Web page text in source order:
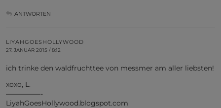
ANTWORTEN
LIYAHGOESHOLLYWOOD
27. JANUAR 2015 / 8:12
ich trinke den waldfruchttee von messmer am aller liebsten!
xoxo, L.
—————-
LiyahGoesHollywood.blogspot.com